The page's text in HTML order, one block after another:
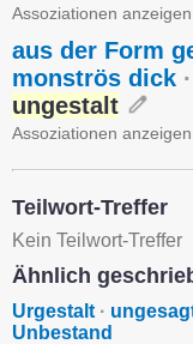
Assoziationen anzeigen
aus der Form
monströs dick ·
ungestalt
Assoziationen anzeigen
Teilwort-Treffer
Kein Teilwort-Treffer
Ähnlich
Urgestalt ·
Unbestand